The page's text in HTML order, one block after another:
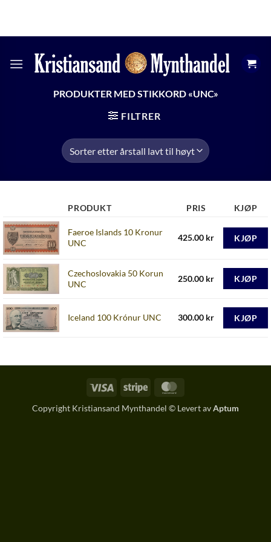
content
PRODUKTER MED STIKKORD «UNC»
FILTRER
PRODUKT PRIS KJØP
Faeroe Islands 10 Kronur
UNC
425.00 kr KJØP
Czechoslovakia 50 Korun
UNC
250.00 kr KJØP
Iceland 100 Krónur UNC 300.00 kr KJØP
Visa Stripe
Copyright Kristiansand Mynthandel © Levert avAptum